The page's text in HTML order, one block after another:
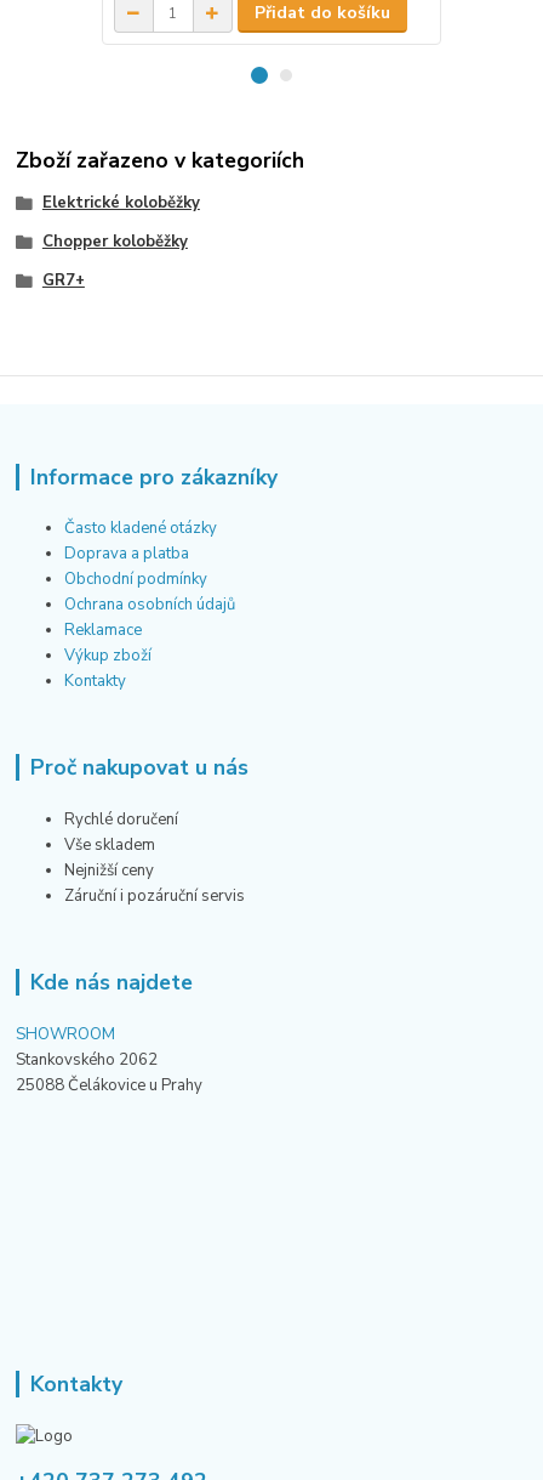
Přidat do košíku
Zboží zařazeno v kategoriích
Elektrické koloběžky
Chopper koloběžky
GR7+
Informace pro zákazníky
Často kladené otázky
Doprava a platba
Obchodní podmínky
Ochrana osobních údajů
Reklamace
Výkup zboží
Kontakty
Proč nakupovat u nás
Rychlé doručení
Vše skladem
Nejnižší ceny
Záruční i pozáruční servis
Kde nás najdete
SHOWROOM
Stankovského 2062
25088 Čelákovice u Prahy
Kontakty